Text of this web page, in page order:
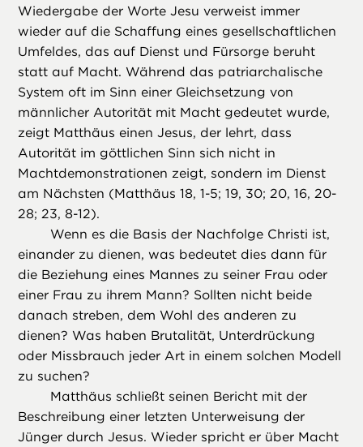
Wiedergabe der Worte Jesu verweist immer
wieder auf die Schaffung eines gesellschaftlichen
Umfeldes, das auf Dienst und Fürsorge beruht
statt auf Macht. Während das patriarchalische
System oft im Sinn einer Gleichsetzung von
männlicher Autorität mit Macht gedeutet wurde,
zeigt Matthäus einen Jesus, der lehrt, dass
Autorität im göttlichen Sinn sich nicht in
Machtdemonstrationen zeigt, sondern im Dienst
am Nächsten (Matthäus 18, 1-5; 19, 30; 20, 16, 20-
28; 23, 8-12).
Wenn es die Basis der Nachfolge Christi ist,
einander zu dienen, was bedeutet dies dann für
die Beziehung eines Mannes zu seiner Frau oder
einer Frau zu ihrem Mann? Sollten nicht beide
danach streben, dem Wohl des anderen zu
dienen? Was haben Brutalität, Unterdrückung
oder Missbrauch jeder Art in einem solchen Modell
zu suchen?
Matthäus schließt seinen Bericht mit der
Beschreibung einer letzten Unterweisung der
Jünger durch Jesus. Wieder spricht er über Macht